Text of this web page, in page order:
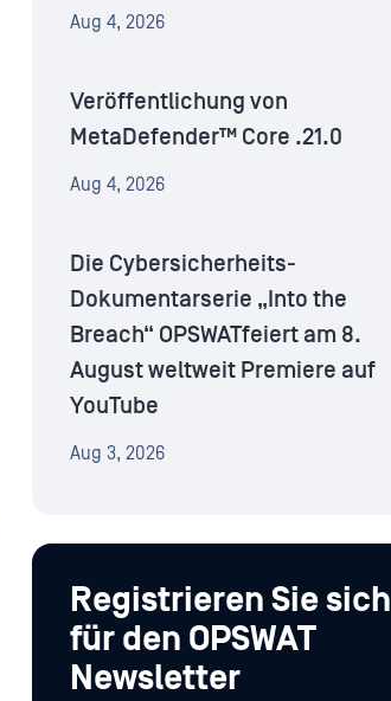
Aug 4, 2026
Veröffentlichung von
MetaDefender™ Core .21.0
Aug 4, 2026
Die Cybersicherheits-
Dokumentarserie „Into the
Breach“ OPSWATfeiert am 8.
August weltweit Premiere auf
YouTube
Aug 3, 2026
Registrieren Sie sich
für den OPSWAT
Newsletter